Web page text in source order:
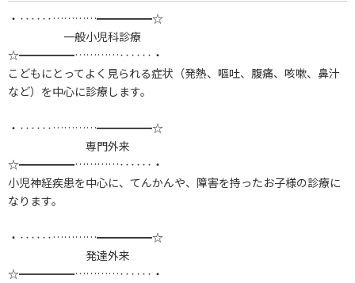
・‥‥‥…………━━━━━☆
一般小児科診療
☆━━━━━…………‥‥‥・
こどもにとってよく見られる症状（発熱、嘔吐、腹痛、咳嗽、鼻汁
など）を中心に診療します。
・‥‥‥…………━━━━━☆
専門外来
☆━━━━━…………‥‥‥・
小児神経疾患を中心に、てんかんや、障害を持ったお子様の診療に
なります。
・‥‥‥…………━━━━━☆
発達外来
☆━━━━━…………‥‥‥・